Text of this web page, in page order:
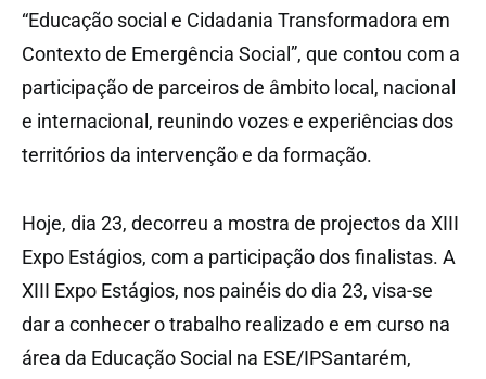
“Educação social e Cidadania Transformadora em
Contexto de Emergência Social”, que contou com a
participação de parceiros de âmbito local, nacional
e internacional, reunindo vozes e experiências dos
territórios da intervenção e da formação.
Hoje, dia 23, decorreu a mostra de projectos da XIII
Expo Estágios, com a participação dos finalistas. A
XIII Expo Estágios, nos painéis do dia 23, visa-se
dar a conhecer o trabalho realizado e em curso na
área da Educação Social na ESE/IPSantarém,